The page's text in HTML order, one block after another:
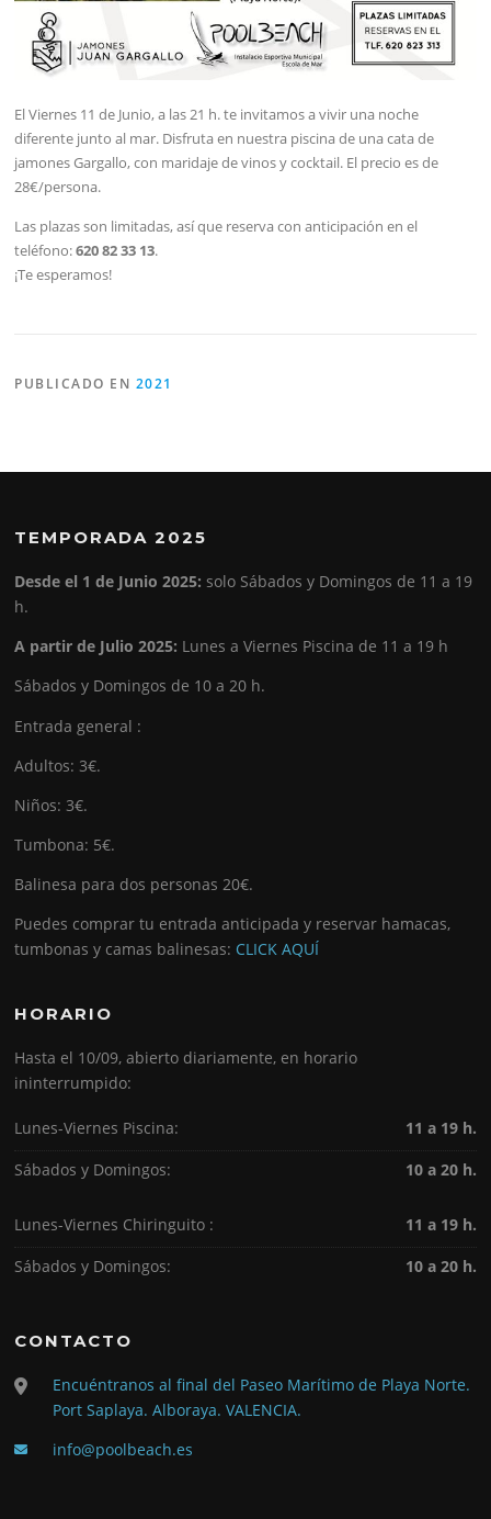
El Viernes 11 de Junio, a las 21 h. te invitamos a vivir una noche
diferente junto al mar. Disfruta en nuestra piscina de una cata de
jamones Gargallo, con maridaje de vinos y cocktail. El precio es de
28€/persona.
Las plazas son limitadas, así que reserva con anticipación en el
teléfono:620 82 33 13.
¡Te esperamos!
PUBLICADO EN 2021
TEMPORADA 2025
Desde el 1 de Junio 2025: solo Sábados y Domingos de 11 a 19
h.
A partir de Julio 2025: Lunes a Viernes Piscina de 11 a 19 h
Sábados y Domingos de 10 a 20 h.
Entrada general :
Adultos: 3€.
Niños: 3€.
Tumbona: 5€.
Balinesa para dos personas 20€.
Puedes comprar tu entrada anticipada y reservar hamacas,
tumbonas y camas balinesas: CLICK AQUÍ
HORARIO
Hasta el 10/09, abierto diariamente, en horario
ininterrumpido:
Lunes-Viernes Piscina:
11 a 19 h.
Sábados y Domingos:
10 a 20 h.
Lunes-Viernes Chiringuito :
11 a 19 h.
Sábados y Domingos:
10 a 20 h.
CONTACTO
Encuéntranos al final del Paseo Marítimo de Playa Norte.
Port Saplaya. Alboraya. VALENCIA.
info@poolbeach.es